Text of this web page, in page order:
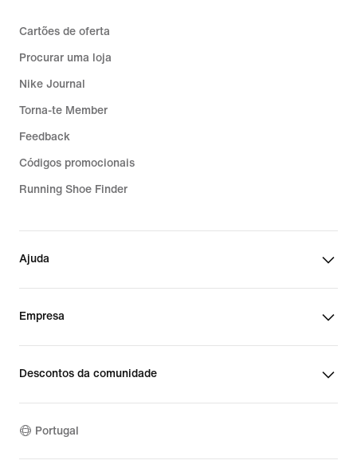
Cartões de oferta
Procurar uma loja
Nike Journal
Torna-te Member
Feedback
Códigos promocionais
Running Shoe Finder
Ajuda
Empresa
Descontos da comunidade
Portugal